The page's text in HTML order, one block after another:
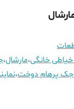
خانگی،مارشال،
جک پرهام دوخت،